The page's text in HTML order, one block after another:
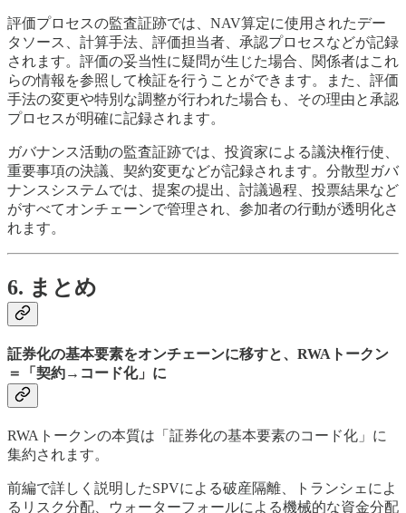
評価プロセスの監査証跡では、NAV算定に使用されたデー
タソース、計算手法、評価担当者、承認プロセスなどが記録
されます。評価の妥当性に疑問が生じた場合、関係者はこれ
らの情報を参照して検証を行うことができます。また、評価
手法の変更や特別な調整が行われた場合も、その理由と承認
プロセスが明確に記録されます。
ガバナンス活動の監査証跡では、投資家による議決権行使、
重要事項の決議、契約変更などが記録されます。分散型ガバ
ナンスシステムでは、提案の提出、討議過程、投票結果など
がすべてオンチェーンで管理され、参加者の行動が透明化さ
れます。
6. まとめ
証券化の基本要素をオンチェーンに移すと、RWAトークン
＝「契約→コード化」に
RWAトークンの本質は「証券化の基本要素のコード化」に
集約されます。
前編で詳しく説明したSPVによる破産隔離、トランシェによ
るリスク分配、ウォーターフォールによる機械的な資金分配